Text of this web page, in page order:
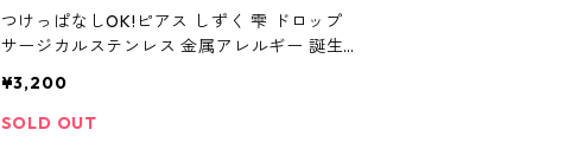
つけっぱなしOK!ピアス しずく 雫 ドロップ
サージカルステンレス 金属アレルギー 誕生
¥3,200
SOLD OUT